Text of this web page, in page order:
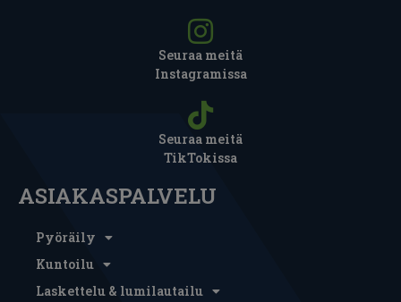
Seuraa meitä
Instagramissa
Seuraa meitä
TikTokissa
ASIAKASPALVELU
Pyöräily
Kuntoilu
Laskettelu & lumilautailu